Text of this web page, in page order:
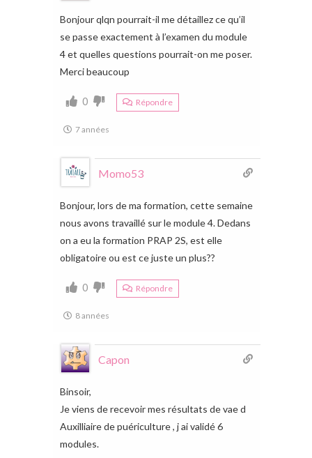
Bonjour qlqn pourrait-il me détaillez ce qu’il
se passe exactement à l’examen du module
4 et quelles questions pourrait-on me poser.
Merci beaucoup
0 Répondre
7 années
Momo53
Bonjour, lors de ma formation, cette semaine
nous avons travaillé sur le module 4. Dedans
on a eu la formation PRAP 2S, est elle
obligatoire ou est ce juste un plus??
0 Répondre
8 années
Capon
Binsoir,
Je viens de recevoir mes résultats de vae d
Auxilliaire de puériculture , j ai validé 6
modules.